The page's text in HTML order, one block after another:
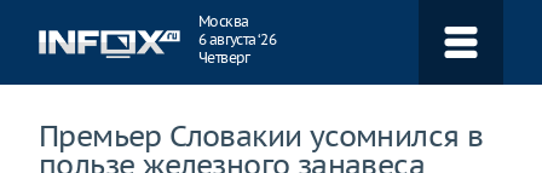
Москва
6 августа ‘26
Четверг
Премьер Словакии усомнился в
пользе железного занавеса